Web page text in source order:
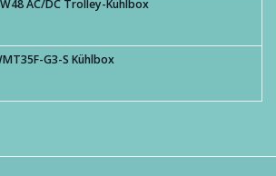
AC/DC Trolley-Kühlbox
G3-S Kühlbox